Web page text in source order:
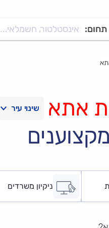
תחום: אינסטלטור, חשמלאי...
אתא
ניקיון משרדים